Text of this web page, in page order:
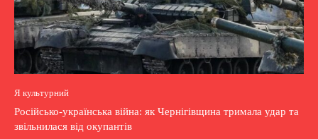
Я культурний
Російсько-українська війна: як Чернігівщина тримала удар та
звільнилася від окупантів